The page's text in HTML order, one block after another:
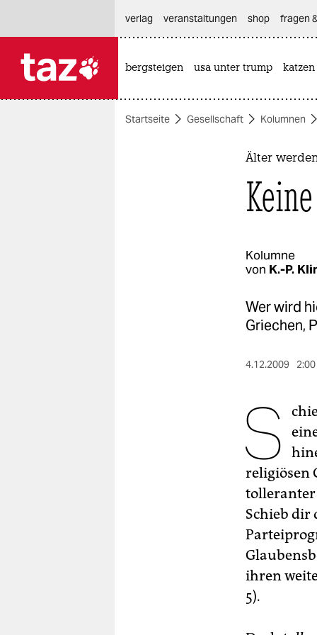
themen
verlag
veranstaltungen shop fragen
bergsteigen usa unter trump katzen
Startseite Gesellschaft Kolumnen
Älter
Kolumne
von K.-P.
Wer wird
Griechen,
4.12.2009
S
religiösen
tolleranter
Schieb dir
ihren
5).